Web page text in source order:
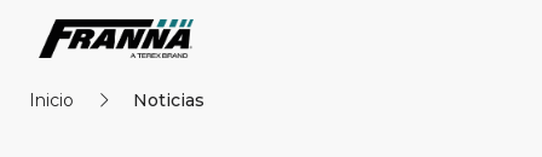
Inicio Noticias